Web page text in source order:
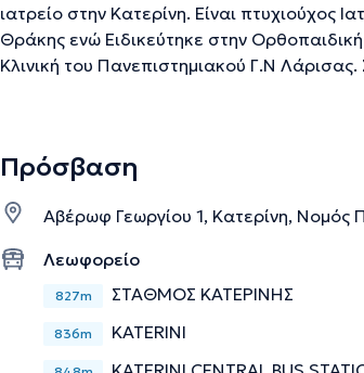
ιατρείο στην Κατερίνη. Είναι πτυχιούχος
Θράκης ενώ Ειδικεύτηκε στην
Κλινική του Πανεπιστημιακού Γ.Ν Λάρισας.
Πρόσβαση
Αβέρωφ Γεωργίου 1, Κατερίνη, Νομός
Λεωφορείο
827m ΣΤΑΘΜΟΣ ΚΑΤΕΡΙΝΗΣ
836m KATERINI